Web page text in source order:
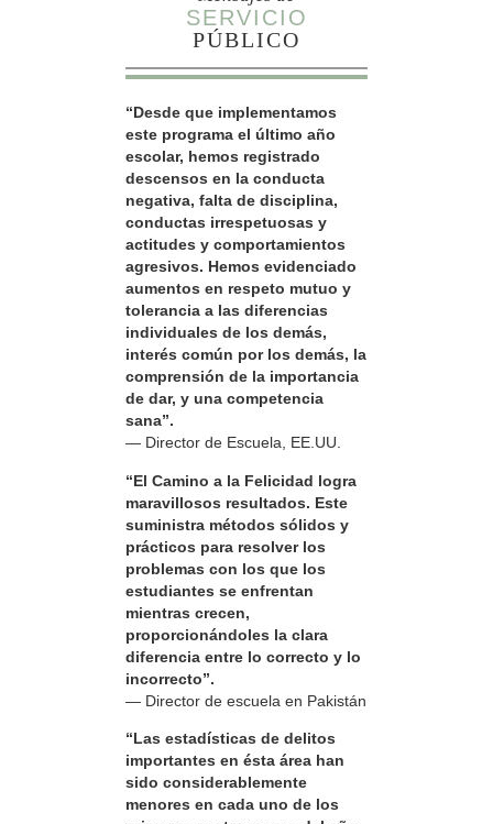
SERVICIO
PÚBLICO
“Desde que implementamos
este programa el último año
escolar, hemos registrado
descensos en la conducta
negativa, falta de disciplina,
conductas irrespetuosas y
actitudes y comportamientos
agresivos. Hemos evidenciado
aumentos en respeto mutuo y
tolerancia a las diferencias
individuales de los demás,
interés común por los demás, la
comprensión de la importancia
de dar, y una competencia
sana”.
— Director de Escuela, EE.UU.
“El Camino a la Felicidad logra
maravillosos resultados. Este
suministra métodos sólidos y
prácticos para resolver los
problemas con los que los
estudiantes se enfrentan
mientras crecen,
proporcionándoles la clara
diferencia entre lo correcto y lo
incorrecto”.
— Director de escuela en Pakistán
“Las estadísticas de delitos
importantes en ésta área han
sido considerablemente
menores en cada uno de los